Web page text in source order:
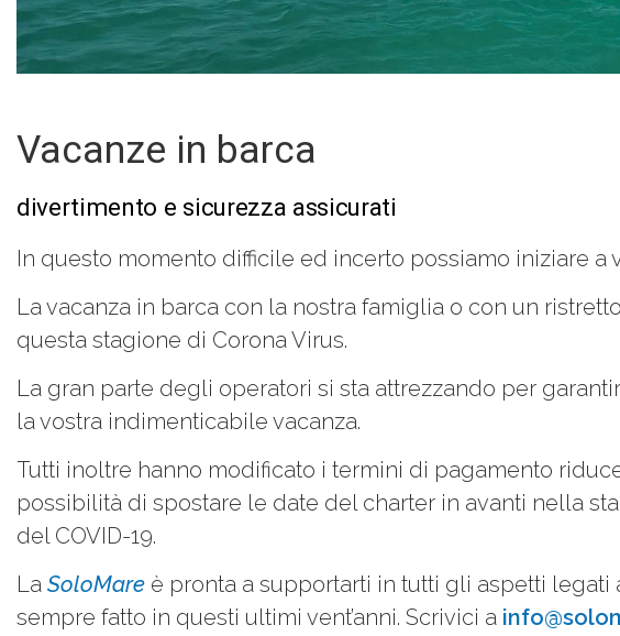
Vacanze in barca
divertimento e sicurezza assicurati
In questo momento difficile ed incerto possiamo iniziare
La vacanza in barca con la nostra famiglia o con un
questa stagione di Corona Virus.
La gran parte degli operatori si sta attrezzando per
la vostra indimenticabile vacanza.
Tutti inoltre hanno modificato i termini di pagamento
possibilità di spostare le date del charter in avanti nella
del COVID-19.
La SoloMare è pronta a supportarti in tutti gli aspetti
sempre fatto in questi ultimi vent’anni. Scrivici a